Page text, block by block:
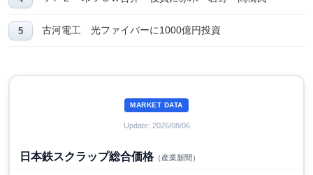
古河電工 光ファイバーに1000億円投資
MARKET DATA
Update: 2026/08/06
日本鉄スクラップ総合価格（産業新聞）